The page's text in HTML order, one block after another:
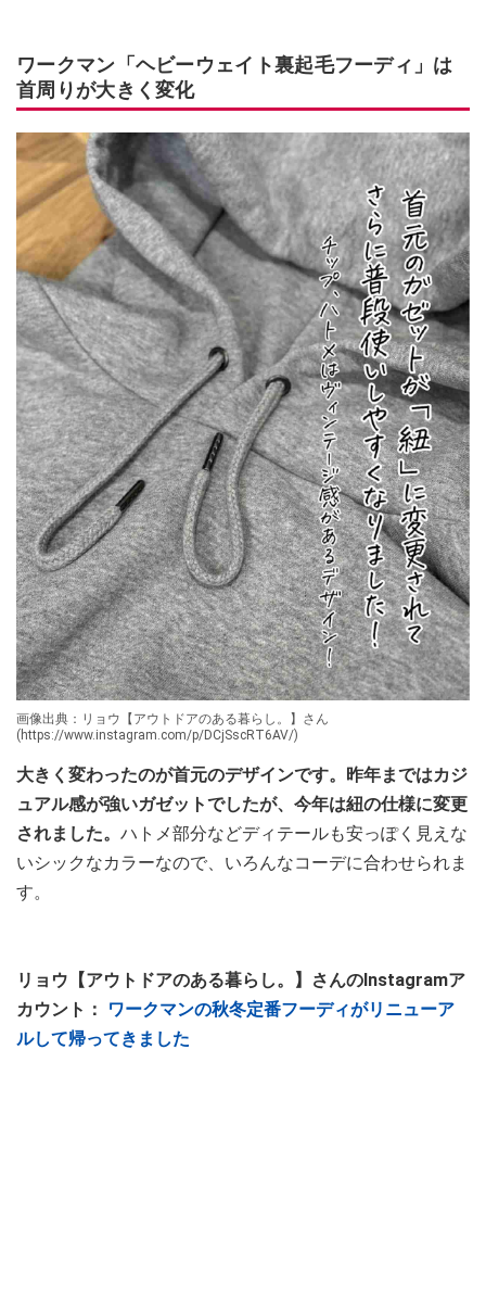
ワークマン「ヘビーウェイト裏起毛フーディ」は
首周りが大きく変化
画像出典：リョウ【アウトドアのある暮らし。】さん
(https://www.instagram.com/p/DCjSscRT6AV/)
大きく変わったのが首元のデザインです。昨年まではカジ
ュアル感が強いガゼットでしたが、今年は紐の仕様に変更
されました。 ハトメ部分などディテールも安っぽく見えな
いシックなカラーなので、いろんなコーデに合わせられま
す。
リョウ【アウトドアのある暮らし。】さんのInstagramア
カウント：
ワークマンの秋冬定番フーディがリニューア
ルして帰ってきました